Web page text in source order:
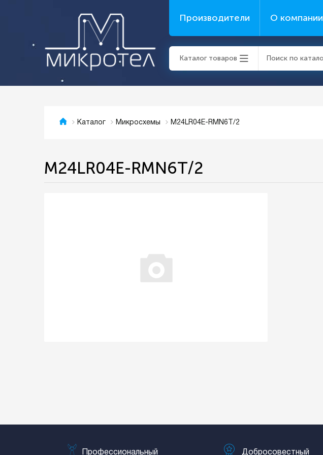
Производители О компании
Каталог товаров
Каталог Микросхемы M24LR04E-RMN6T/2
M24LR04E-RMN6T/2
Профессиональный Добросовестный